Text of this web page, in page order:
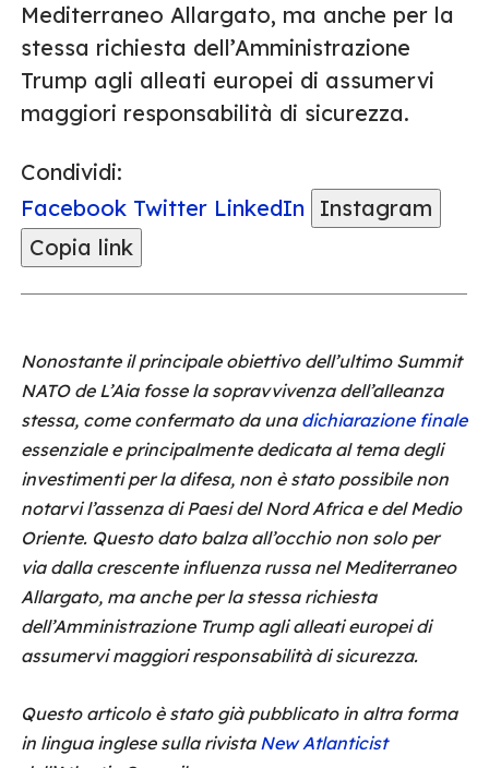
Mediterraneo Allargato, ma anche per la
stessa richiesta dell’Amministrazione
Trump agli alleati europei di assumervi
maggiori responsabilità di sicurezza.
Condividi:
Facebook Twitter LinkedIn
Instagram
Copia link
Nonostante il principale obiettivo dell’ultimo Summit
NATO de L’Aia fosse la sopravvivenza dell’alleanza
stessa, come confermato da una dichiarazione finale
essenziale e principalmente dedicata al tema degli
investimenti per la difesa, non è stato possibile non
notarvi l’assenza di Paesi del Nord Africa e del Medio
Oriente. Questo dato balza all’occhio non solo per
via dalla crescente influenza russa nel Mediterraneo
Allargato, ma anche per la stessa richiesta
dell’Amministrazione Trump agli alleati europei di
assumervi maggiori responsabilità di sicurezza.
Questo articolo è stato già pubblicato in altra forma
in lingua inglese sulla rivista New Atlanticist